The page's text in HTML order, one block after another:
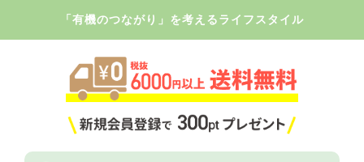
「有機のつながり」を考えるライフスタイル